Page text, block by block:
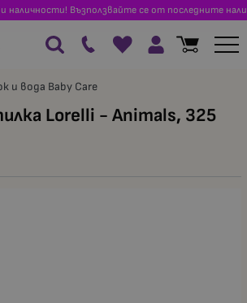
наличности! Възползвайте се от последните
и вода Baby Care
Lorelli - Animals, 325